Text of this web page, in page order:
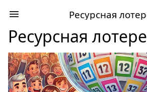
Ресурсная
Ресурсная